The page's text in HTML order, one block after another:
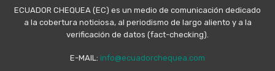
ECUADOR CHEQUEA (EC) es un medio de comunicación dedicado
a la cobertura noticiosa, al periodismo de largo aliento y a la
verificación de datos (fact-checking).
E-MAIL: info@ecuadorchequea.com